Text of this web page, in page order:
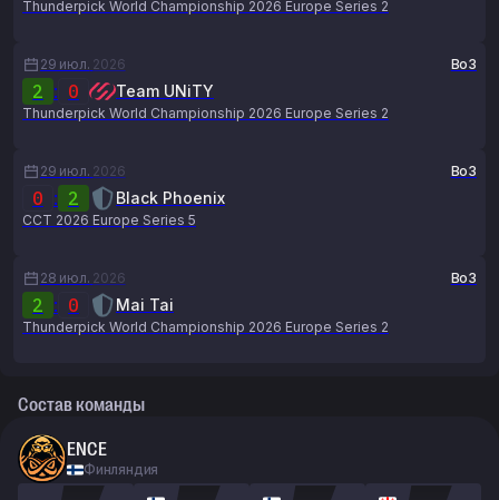
Thunderpick World Championship 2026 Europe Series 2
29 июл. 2026 Bo3
2 : 0 Team UNiTY
Thunderpick World Championship 2026 Europe Series 2
29 июл. 2026 Bo3
0 : 2 Black Phoenix
CCT 2026 Europe Series 5
28 июл. 2026 Bo3
2 : 0 Mai Tai
Thunderpick World Championship 2026 Europe Series 2
Состав команды
ENCE
Финляндия